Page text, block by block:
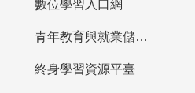
數位學習入口網
青年教育與就業儲蓄帳戶
終身學習資源平臺